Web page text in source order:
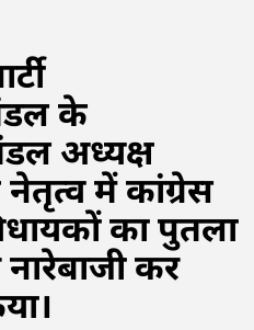
के
अध्यक्ष
में कांग्रेस
का पुतला
कर